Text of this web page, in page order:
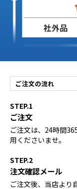
ご注文の流れ
STEP.1
ご注文
ご注文は、24時間
用くださいませ。
STEP.2
注文確認メール
ご注文後、当店より